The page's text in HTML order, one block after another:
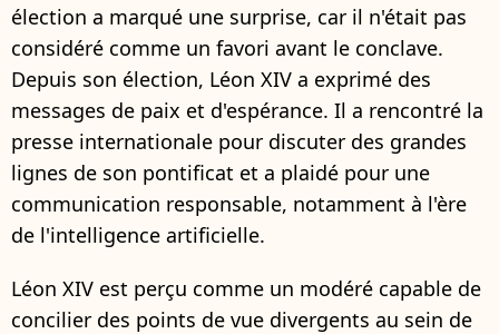
élection a marqué une surprise, car il n'était pas
considéré comme un favori avant le conclave.
Depuis son élection, Léon XIV a exprimé des
messages de paix et d'espérance. Il a rencontré la
presse internationale pour discuter des grandes
lignes de son pontificat et a plaidé pour une
communication responsable, notamment à l'ère
de l'intelligence artificielle.
Léon XIV est perçu comme un modéré capable de
concilier des points de vue divergents au sein de